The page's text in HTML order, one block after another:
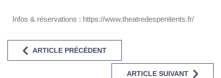
Infos & réservations : https://www.theatredespenitents.fr/
ARTICLE PRÉCÉDENT
ARTICLE SUIVANT